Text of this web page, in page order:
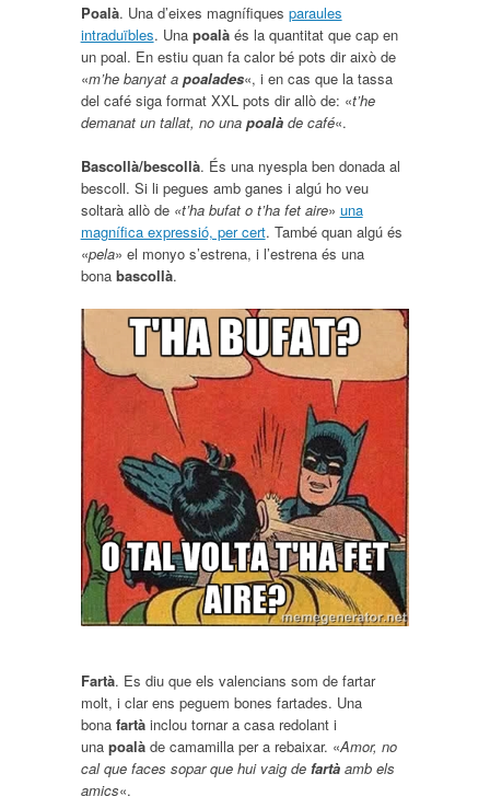
Poalà. Una d’eixes magnífiques paraules
intraduïbles. Una poalà és la quantitat que cap en
un poal. En estiu quan fa calor bé pots dir això de
«m’he banyat a poalades«, i en cas que la tassa
del café siga format XXL pots dir allò de: «t’he
demanat un tallat, no una poalà de café«.
Bascollà/bescollà. És una nyespla ben donada al
bescoll. Si li pegues amb ganes i algú ho veu
soltarà allò de «t’ha bufat o t’ha fet aire» una
magnífica expressió, per cert. També quan algú és
«pela» el monyo s’estrena, i l’estrena és una
bona bascollà.
Fartà. Es diu que els valencians som de fartar
molt, i clar ens peguem bones fartades. Una
bona fartàinclou tornar a casa redolant i
una poalà de camamilla per a rebaixar. «Amor, no
cal que faces sopar que hui vaig de fartà amb els
amics«.